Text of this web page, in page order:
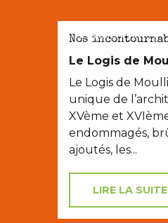
AVEC LES ENFANTS
Nos
Le Logis de
Le Logis de
unique de
XVème et
endommagés,
ajoutés, les...
LIRE LA SUITE